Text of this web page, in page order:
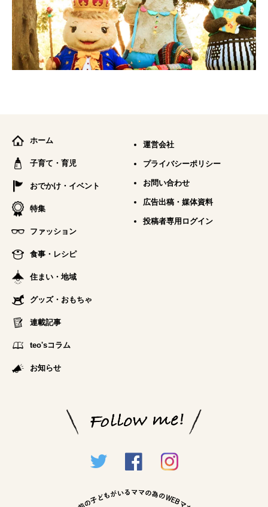
ホーム
子育て・育児
おでかけ・イベント
特集
ファッション
食事・レシピ
住まい・地域
グッズ・おもちゃ
連載記事
teo'sコラム
お知らせ
運営会社
プライバシーポリシー
お問い合わせ
広告出稿・媒体資料
投稿者専用ログイン